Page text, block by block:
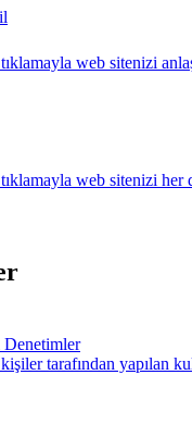
web sitenizi
web sitenizi her
Denetimler
tarafından yapılan